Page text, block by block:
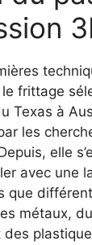
frittage
Texas à
les
elle
avec une
que
métaux,